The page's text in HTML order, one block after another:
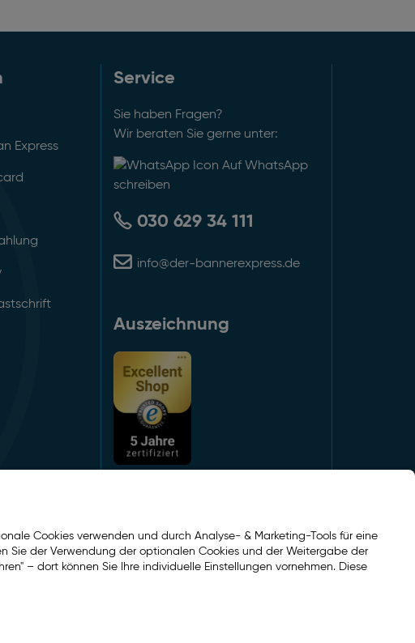
Express
Service
Sie haben Fragen?
Wir beraten Sie gerne unter:
Auf WhatsApp
schreiben
030 629 34 111
info@der-bannerexpress.de
Auszeichnung
Facebook
Cookies verwenden und durch Analyse- & Marketing-Tools für eine
Sie der Verwendung der optionalen Cookies und der Weitergabe der
– dort können Sie Ihre individuelle Einstellungen vornehmen. Diese